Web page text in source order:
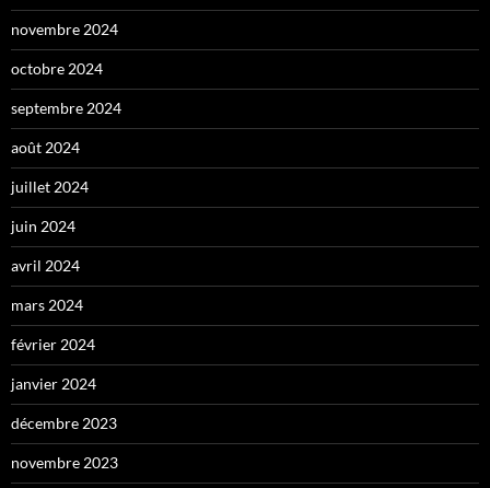
novembre 2024
octobre 2024
septembre 2024
août 2024
juillet 2024
juin 2024
avril 2024
mars 2024
février 2024
janvier 2024
décembre 2023
novembre 2023